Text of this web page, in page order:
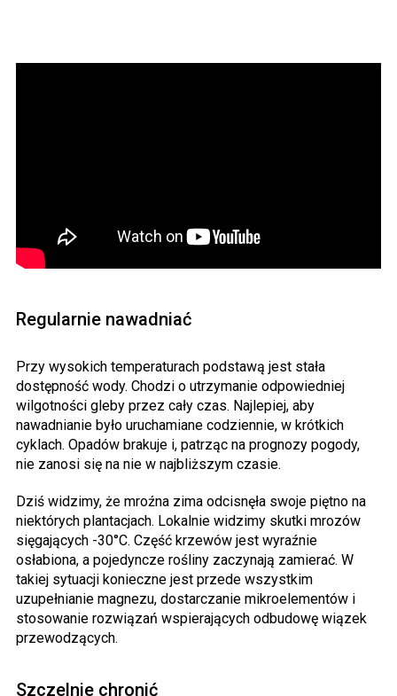
Regularnie nawadniać
Przy wysokich temperaturach podstawą jest stała
dostępność wody. Chodzi o utrzymanie odpowiedniej
wilgotności gleby przez cały czas. Najlepiej, aby
nawadnianie było uruchamiane codziennie, w krótkich
cyklach. Opadów brakuje i, patrząc na prognozy pogody,
nie zanosi się na nie w najbliższym czasie.
Dziś widzimy, że mroźna zima odcisnęła swoje piętno na
niektórych plantacjach. Lokalnie widzimy skutki mrozów
sięgających -30°C. Część krzewów jest wyraźnie
osłabiona, a pojedyncze rośliny zaczynają zamierać. W
takiej sytuacji konieczne jest przede wszystkim
uzupełnianie magnezu, dostarczanie mikroelementów i
stosowanie rozwiązań wspierających odbudowę wiązek
przewodzących.
Szczelnie chronić